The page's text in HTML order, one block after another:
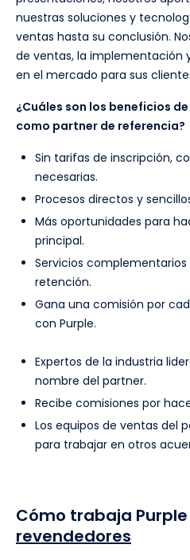
nuestras soluciones y
ventas hasta su conclusión.
de ventas, la implementación
en el mercado para sus
¿Cuáles son los beneficios
como partner de referencia?
Sin tarifas de inscripción,
necesarias.
Procesos directos y
Más oportunidades para
principal.
Servicios
retención.
Gana una comisión por
con Purple.
Expertos de la industria
nombre del partner.
Recibe comisiones por
Los equipos de ventas del
para trabajar en otros
Cómo trabaja
revendedores